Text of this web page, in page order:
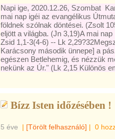
Napi ige, 2020.12.26, Szombat
mai nap igéi az evangélikus
földnek szólnak döntései. (Zsolt
eljött a világba. (Jn 3,19)A mai
Zsid 1,1-3(4-6) -- Lk
Karácsony második ünnepe] a
egészen Betlehemig, és nézzük
nekünk az Úr." (Lk 2,15 Különös
Bízz Isten időzésében !
5 éve | [Törölt felhasználó] | 0